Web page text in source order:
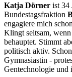
Katja Dörner ist 34
Bundestagsfraktion
engagiere mich
Klingt seltsam,
behauptet. Stimmt
politisch aktiv.
Gymnasiastin -
Gentechnologie und